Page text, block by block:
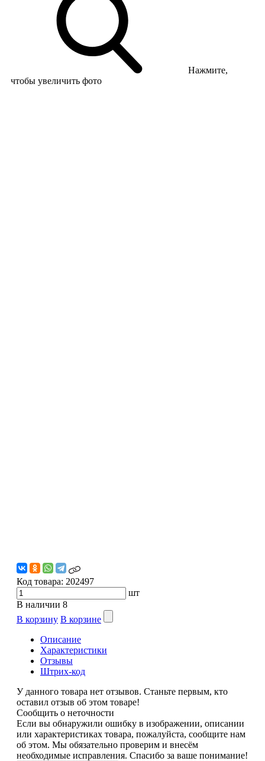
Нажмите,
чтобы увеличить фото
Код товара: 202497
шт
В наличии 8
В корзину В корзине
Описание
Характеристики
Отзывы
Штрих-код
У данного товара нет отзывов. Станьте первым, кто
оставил отзыв об этом товаре!
Сообщить о неточности
Если вы обнаружили ошибку в изображении, описании
или характеристиках товара, пожалуйста, сообщите нам
об этом. Мы обязательно проверим и внесём
необходимые исправления. Спасибо за ваше понимание!